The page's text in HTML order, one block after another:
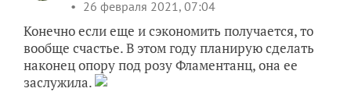
26 февраля 2021, 07:04
Конечно если еще и сэкономить получается, то
вообще счастье. В этом году планирую сделать
наконец опору под розу Фламентанц, она ее
заслужила.